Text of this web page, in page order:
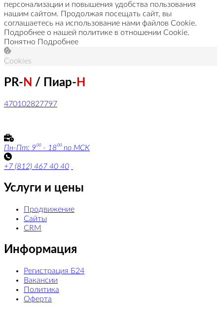
персонализации и повышения удобства пользования
нашим сайтом. Продолжая посещать сайт, вы
соглашаетесь на использование нами файлов Cookie.
Подробнее о нашей политике в отношении Cookie.
Понятно Подробнее
Cookies
PR- N / Пиар- Н
470102827797
Пн-Пт: 9⁰⁰ - 18⁰⁰ по МСК
+7 (812) 467 40 40
Услуги и цены
Продвижение
Сайты
CRM
Информация
Регистрация Б24
Вакансии
Политика
Оферта